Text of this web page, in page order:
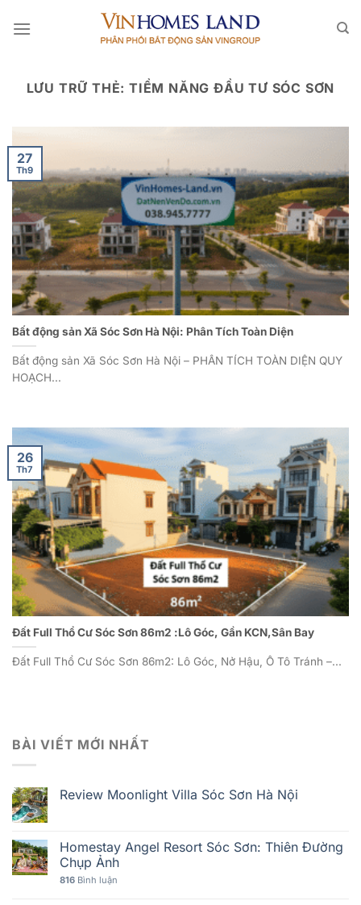
qua
LƯU TRỮ THẺ:TIỀM NĂNG ĐẦU TƯ SÓC SƠN
Bất động sản Xã Sóc Sơn Hà Nội: Phân Tích Toàn Diện
Bất động sản Xã Sóc Sơn Hà Nội – PHÂN TÍCH TOÀN DIỆN QUY
HOẠCH...
27
Th9
Đất Full Thổ Cư Sóc Sơn 86m2 :Lô Góc, Gần KCN,Sân Bay
Đất Full Thổ Cư Sóc Sơn 86m2: Lô Góc, Nở Hậu, Ô Tô Tránh –...
26
Th7
BÀI VIẾT MỚI NHẤT
Review Moonlight Villa Sóc Sơn Hà Nội
Homestay Angel Resort Sóc Sơn: Thiên Đường
Chụp Ảnh
816 Bình luận